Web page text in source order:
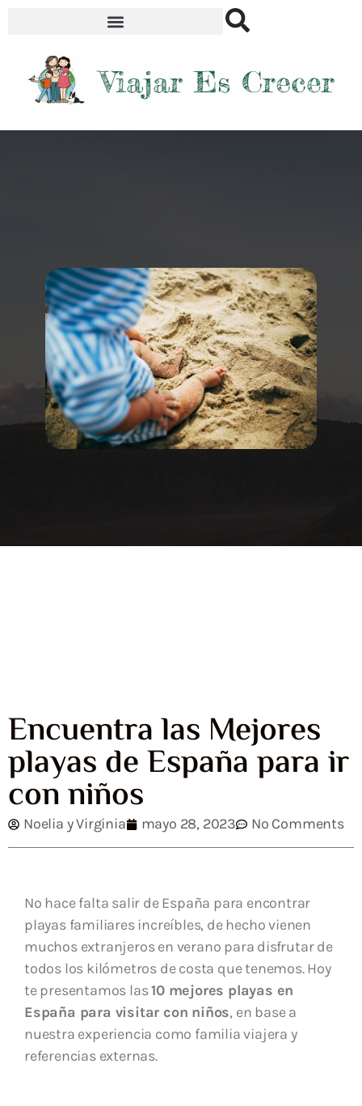
Encuentra las Mejores
playas de España para ir
con niños
Noelia y Virginia mayo 28, 2023 No Comments
No hace falta salir de España para encontrar
playas familiares increíbles, de hecho vienen
muchos extranjeros en verano para disfrutar de
todos los kilómetros de costa que tenemos. Hoy
te presentamos las10 mejores playas en
España para visitar con niños, en base a
nuestra experiencia como familia viajera y
referencias externas.